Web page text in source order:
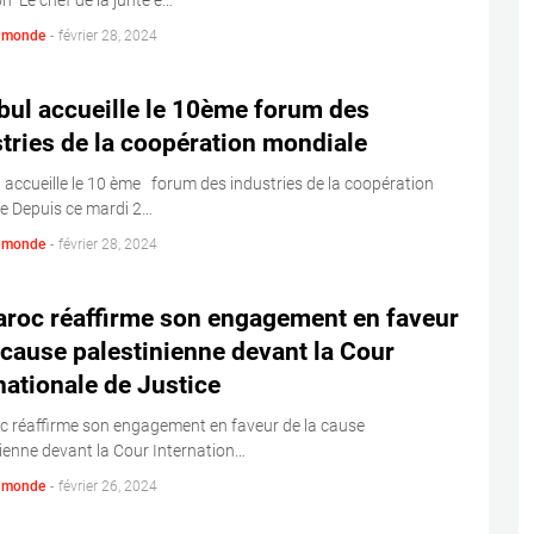
- février 28, 2024
accueille le 10ème forum des
de la coopération mondiale
le 10 ème forum des industries de la coopération
Depuis ce mardi 2…
- février 28, 2024
réaffirme son engagement en faveur
palestinienne devant la Cour
de Justice
réaffirme son engagement en faveur de la cause
devant la Cour Internation…
- février 26, 2024